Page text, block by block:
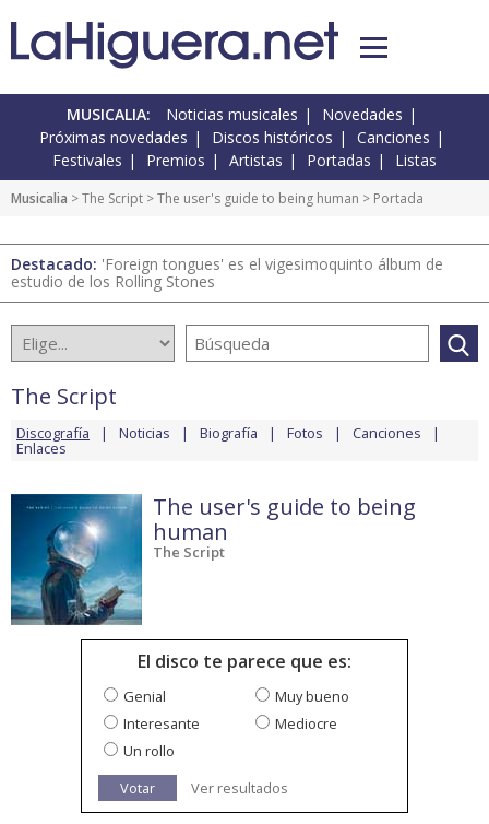
MUSICALIA: Noticias musicales
Novedades
Próximas novedades
Discos históricos
Canciones
Festivales
Premios Artistas Portadas Listas
Musicalia >The Script >The user's guide to being human > Portada
Destacado: 'Foreign tongues' es el vigesimoquinto álbum de
estudio de los Rolling Stones
The Script
Discografía Noticias Biografía Fotos Canciones
Enlaces
The user's guide to being
human
The Script
El disco te parece que es:
Genial
Muy bueno
Interesante
Mediocre
Un rollo
Votar
Ver resultados